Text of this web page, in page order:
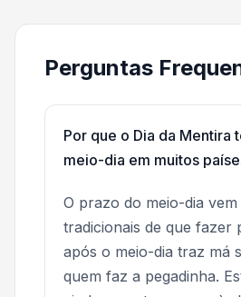
Perguntas
Por que o Dia da Mentira
meio-dia em muitos
O prazo do meio-dia
tradicionais de que fazer
após o meio-dia traz má
quem faz a pegadinha.